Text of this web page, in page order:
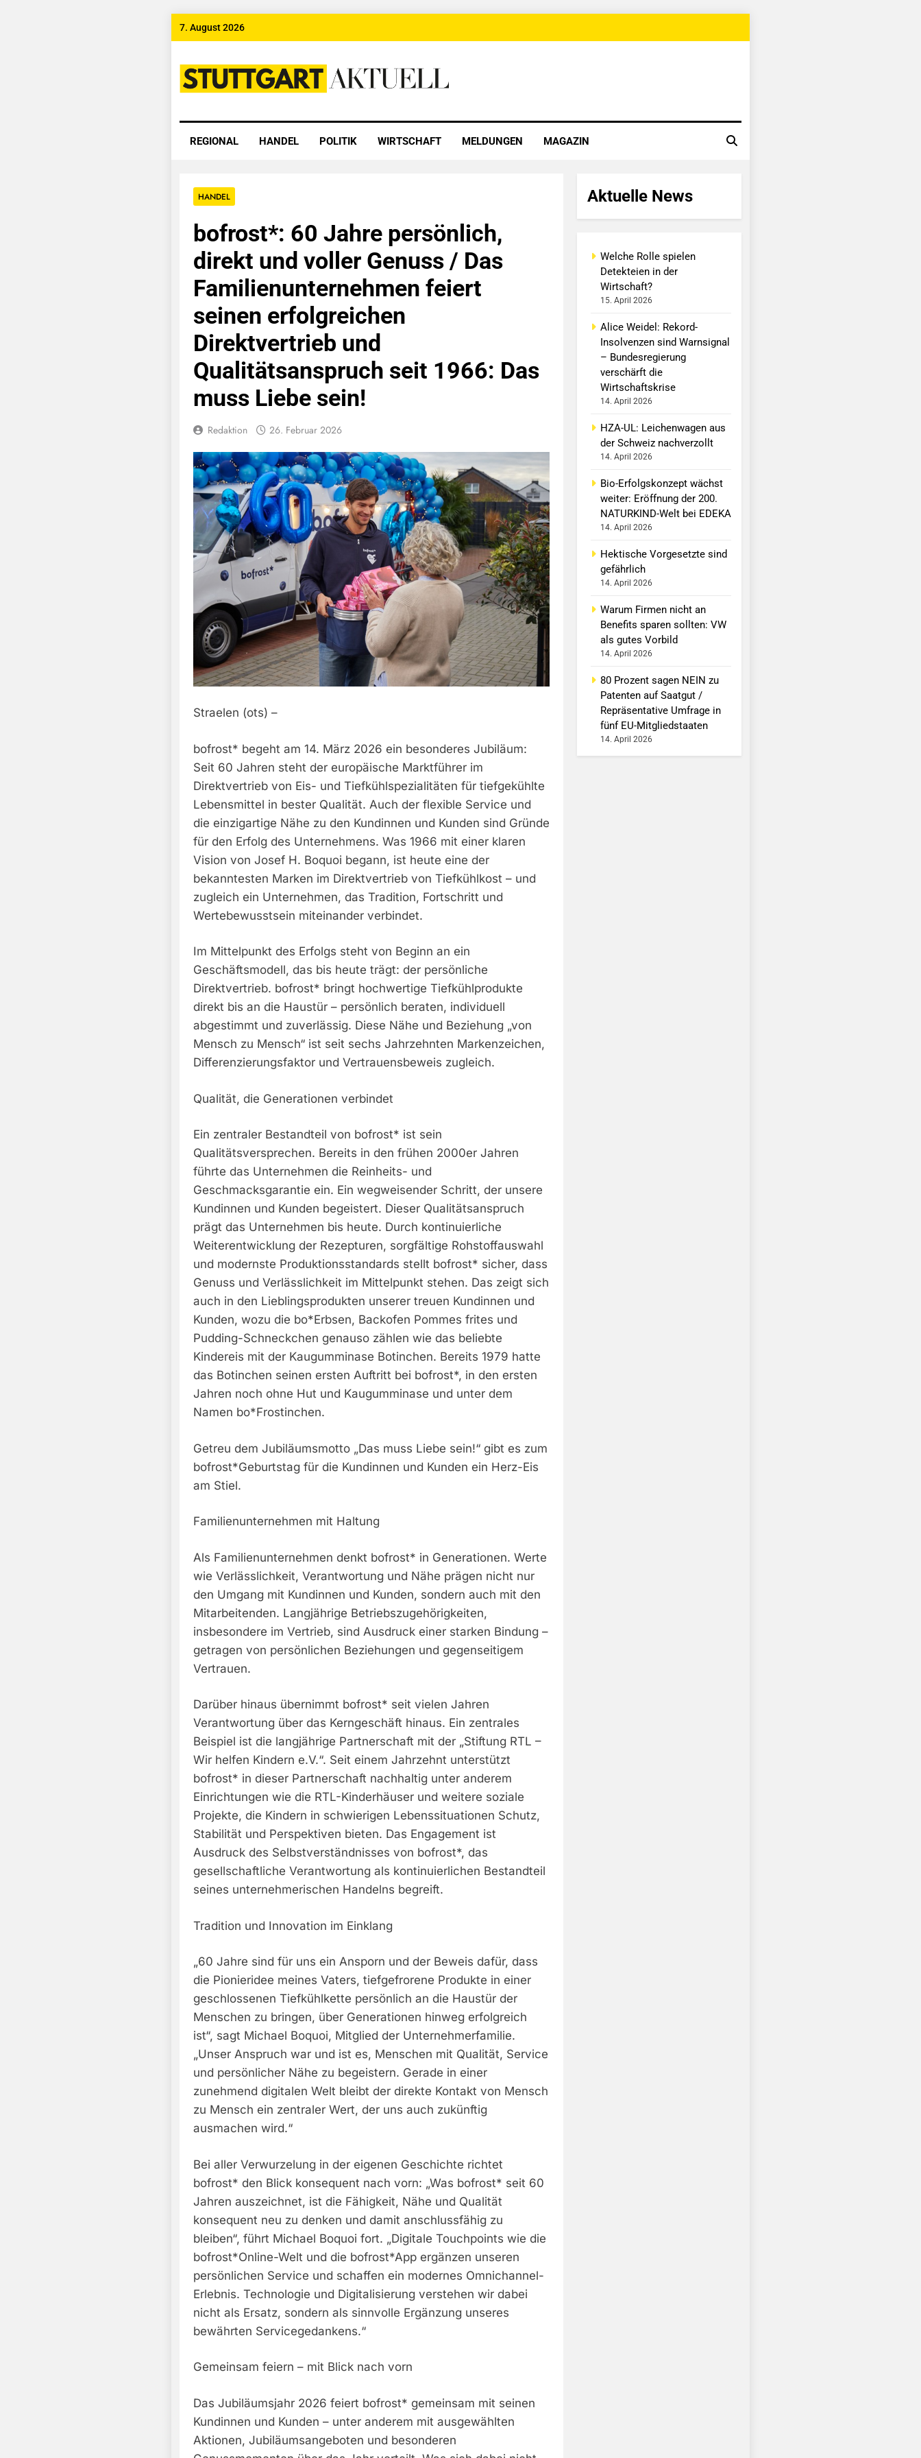
Skip
7. August 2026
Stuttgart Aktuell
REGIONAL HANDEL POLITIK WIRTSCHAFT MELDUNGEN MAGAZIN
HANDEL
bofrost*: 60 Jahre persönlich,
direkt und voller Genuss / Das
Familienunternehmen feiert
seinen erfolgreichen
Direktvertrieb und
Qualitätsanspruch seit 1966: Das
muss Liebe sein!
Redaktion 26. Februar 2026
Straelen (ots) –
bofrost* begeht am 14. März 2026 ein besonderes Jubiläum:
Seit 60 Jahren steht der europäische Marktführer im
Direktvertrieb von Eis- und Tiefkühlspezialitäten für tiefgekühlte
Lebensmittel in bester Qualität. Auch der flexible Service und
die einzigartige Nähe zu den Kundinnen und Kunden sind Gründe
für den Erfolg des Unternehmens. Was 1966 mit einer klaren
Vision von Josef H. Boquoi begann, ist heute eine der
bekanntesten Marken im Direktvertrieb von Tiefkühlkost – und
zugleich ein Unternehmen, das Tradition, Fortschritt und
Wertebewusstsein miteinander verbindet.
Im Mittelpunkt des Erfolgs steht von Beginn an ein
Geschäftsmodell, das bis heute trägt: der persönliche
Direktvertrieb. bofrost* bringt hochwertige Tiefkühlprodukte
direkt bis an die Haustür – persönlich beraten, individuell
abgestimmt und zuverlässig. Diese Nähe und Beziehung „von
Mensch zu Mensch“ ist seit sechs Jahrzehnten Markenzeichen,
Differenzierungsfaktor und Vertrauensbeweis zugleich.
Qualität, die Generationen verbindet
Ein zentraler Bestandteil von bofrost* ist sein
Qualitätsversprechen. Bereits in den frühen 2000er Jahren
führte das Unternehmen die Reinheits- und
Geschmacksgarantie ein. Ein wegweisender Schritt, der unsere
Kundinnen und Kunden begeistert. Dieser Qualitätsanspruch
prägt das Unternehmen bis heute. Durch kontinuierliche
Weiterentwicklung der Rezepturen, sorgfältige Rohstoffauswahl
und modernste Produktionsstandards stellt bofrost* sicher, dass
Genuss und Verlässlichkeit im Mittelpunkt stehen. Das zeigt sich
auch in den Lieblingsprodukten unserer treuen Kundinnen und
Kunden, wozu die bo*Erbsen, Backofen Pommes frites und
Pudding-Schneckchen genauso zählen wie das beliebte
Kindereis mit der Kaugumminase Botinchen. Bereits 1979 hatte
das Botinchen seinen ersten Auftritt bei bofrost*, in den ersten
Jahren noch ohne Hut und Kaugumminase und unter dem
Namen bo*Frostinchen.
Getreu dem Jubiläumsmotto „Das muss Liebe sein!“ gibt es zum
bofrost*Geburtstag für die Kundinnen und Kunden ein Herz-Eis
am Stiel.
Familienunternehmen mit Haltung
Als Familienunternehmen denkt bofrost* in Generationen. Werte
wie Verlässlichkeit, Verantwortung und Nähe prägen nicht nur
den Umgang mit Kundinnen und Kunden, sondern auch mit den
Mitarbeitenden. Langjährige Betriebszugehörigkeiten,
insbesondere im Vertrieb, sind Ausdruck einer starken Bindung –
getragen von persönlichen Beziehungen und gegenseitigem
Vertrauen.
Darüber hinaus übernimmt bofrost* seit vielen Jahren
Verantwortung über das Kerngeschäft hinaus. Ein zentrales
Beispiel ist die langjährige Partnerschaft mit der „Stiftung RTL –
Wir helfen Kindern e.V.“. Seit einem Jahrzehnt unterstützt
bofrost* in dieser Partnerschaft nachhaltig unter anderem
Einrichtungen wie die RTL-Kinderhäuser und weitere soziale
Projekte, die Kindern in schwierigen Lebenssituationen Schutz,
Stabilität und Perspektiven bieten. Das Engagement ist
Ausdruck des Selbstverständnisses von bofrost*, das
gesellschaftliche Verantwortung als kontinuierlichen Bestandteil
seines unternehmerischen Handelns begreift.
Tradition und Innovation im Einklang
„60 Jahre sind für uns ein Ansporn und der Beweis dafür, dass
die Pionieridee meines Vaters, tiefgefrorene Produkte in einer
geschlossenen Tiefkühlkette persönlich an die Haustür der
Menschen zu bringen, über Generationen hinweg erfolgreich
ist“, sagt Michael Boquoi, Mitglied der Unternehmerfamilie.
„Unser Anspruch war und ist es, Menschen mit Qualität, Service
und persönlicher Nähe zu begeistern. Gerade in einer
zunehmend digitalen Welt bleibt der direkte Kontakt von Mensch
zu Mensch ein zentraler Wert, der uns auch zukünftig
ausmachen wird.“
Bei aller Verwurzelung in der eigenen Geschichte richtet
bofrost* den Blick konsequent nach vorn: „Was bofrost* seit 60
Jahren auszeichnet, ist die Fähigkeit, Nähe und Qualität
konsequent neu zu denken und damit anschlussfähig zu
bleiben“, führt Michael Boquoi fort. „Digitale Touchpoints wie die
bofrost*Online-Welt und die bofrost*App ergänzen unseren
persönlichen Service und schaffen ein modernes Omnichannel-
Erlebnis. Technologie und Digitalisierung verstehen wir dabei
nicht als Ersatz, sondern als sinnvolle Ergänzung unseres
bewährten Servicegedankens.“
Gemeinsam feiern – mit Blick nach vorn
Das Jubiläumsjahr 2026 feiert bofrost* gemeinsam mit seinen
Kundinnen und Kunden – unter anderem mit ausgewählten
Aktionen, Jubiläumsangeboten und besonderen
Aktuelle News
Welche Rolle spielen
Detekteien in der
Wirtschaft?
15. April 2026
Alice Weidel: Rekord-
Insolvenzen sind Warnsignal
– Bundesregierung
verschärft die
Wirtschaftskrise
14. April 2026
HZA-UL: Leichenwagen aus
der Schweiz nachverzollt
14. April 2026
Bio-Erfolgskonzept wächst
weiter: Eröffnung der 200.
NATURKIND-Welt bei EDEKA
14. April 2026
Hektische Vorgesetzte sind
gefährlich
14. April 2026
Warum Firmen nicht an
Benefits sparen sollten: VW
als gutes Vorbild
14. April 2026
80 Prozent sagen NEIN zu
Patenten auf Saatgut /
Repräsentative Umfrage in
fünf EU-Mitgliedstaaten
14. April 2026